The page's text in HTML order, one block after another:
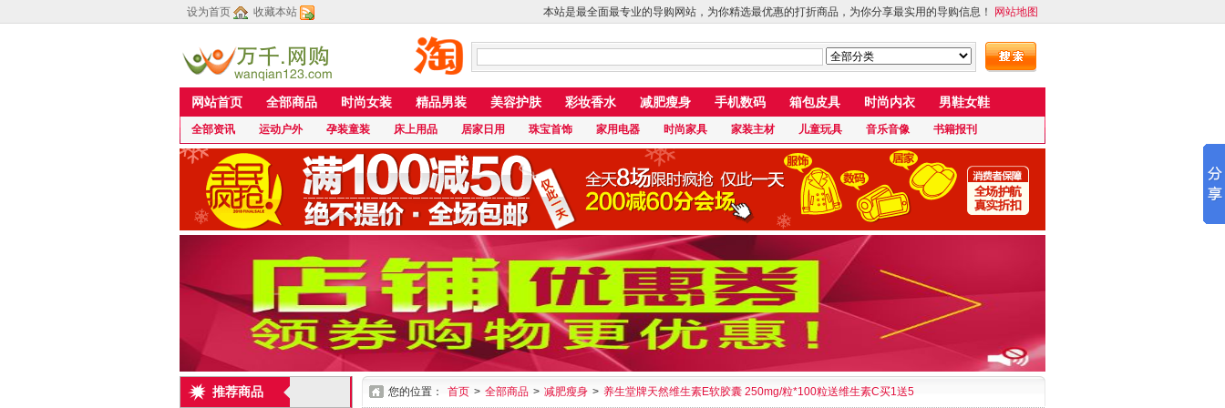
设为首页 收藏本站 本站是最全面最专业的导购网站，为你精选最优惠的打折商品，为你分享最实用的导购信息！ 网站地图
网站首页 全部商品 时尚女装 精品男装 美容护肤 彩妆香水 减肥瘦身 手机数码 箱包皮具 时尚内衣 男鞋女鞋
全部资讯 运动户外 孕装童装 床上用品 居家日用 珠宝首饰 家用电器 时尚家具 家装主材 儿童玩具 音乐音像 书籍报刊
推荐商品 您的位置： 首页 > 全部商品 > 减肥瘦身 > 养生堂牌天然维生素E软胶囊 250mg/粒*100粒送维生素C买1送5